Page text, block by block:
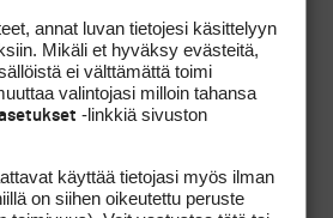
mutta Olavinlinnan eteläpuolella
jopa cädin paikka vapaana, jos
kun Scoopille (pulla ilman rusinoita,
Tai tuoppi.) ni saat paikan jos se
annat luvan tietojesi käsittelyyn
Mikäli et hyväksy evästeitä,
ei välttämättä toimi
valintojasi milloin tahansa
-linkkiä sivuston
käyttää tietojasi myös ilman
on siihen oikeutettu peruste